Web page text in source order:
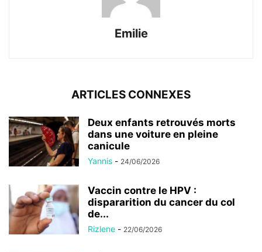
Emilie
ARTICLES CONNEXES
Deux enfants retrouvés morts
dans une voiture en pleine
canicule
Yannis - 24/06/2026
Vaccin contre le HPV :
dispararition du cancer du col
de...
Rizlene - 22/06/2026